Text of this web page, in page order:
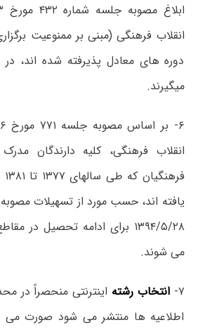
انقلاب فرهنگی (مبنی بر ممنوعیت
دوره های معادل پذیرفته شده اند،
میگیرند.
انقلاب فرهنگی، کلیه دارندگان
۱۳۹۴/۵/۲۸ برای ادامه تحصیل در
می شوند.
۷- انتخاب رشته اینترنتی منحصراً در
اطلاعیه ها منتشر می شود صورت می